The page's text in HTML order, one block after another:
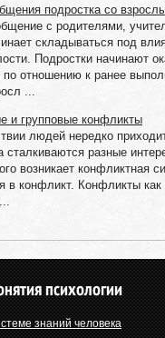
подростка со
с родителями,
складываться под
Подростки начинают
по отношению к ранее
...
и групповые конфликты
людей нередко
сталкиваются разные
возникает конфликтная
в конфликт. Конфликты как
психологии
знаний человека